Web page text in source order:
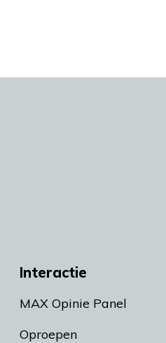
Interactie
MAX Opinie Panel
Oproepen